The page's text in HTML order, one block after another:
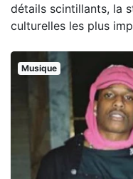
détails scintillants, la
culturelles les plus
Musique